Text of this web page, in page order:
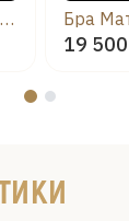
Бра Матильда №3 баден
19